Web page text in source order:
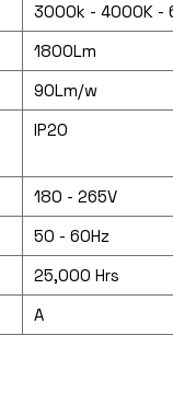
3000k - 4000K -
1800Lm
90Lm/w
IP20
180 - 265V
50 - 60Hz
25,000 Hrs
A